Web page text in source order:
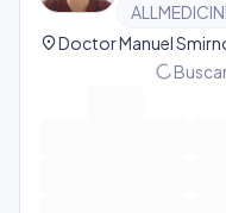
location_on
progress_activity